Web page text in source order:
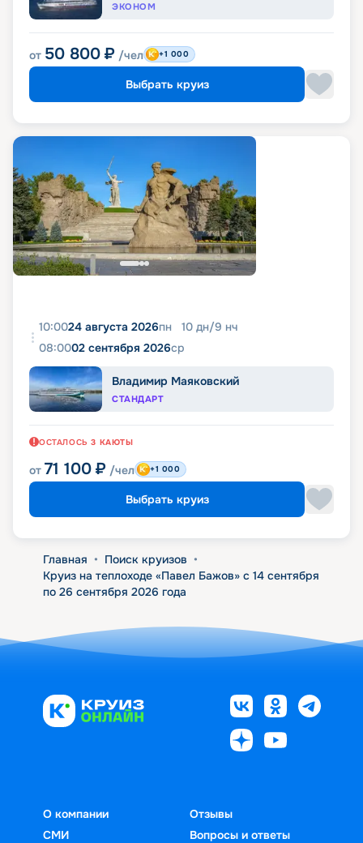
ЭКОНОМ
от 50 800 ₽ /чел +1 000
Выбрать круиз
10:0024 августа 2026пн 10 дн/9 нч
08:0002 сентября 2026ср
Владимир Маяковский
СТАНДАРТ
ОСТАЛОСЬ 3 КАЮТЫ
от 71 100 ₽ /чел +1 000
Выбрать круиз
Главная • Поиск круизов •
Круиз на теплоходе «Павел Бажов» с 14 сентября
по 26 сентября 2026 года
О компании
СМИ
Отзывы
Вопросы и ответы